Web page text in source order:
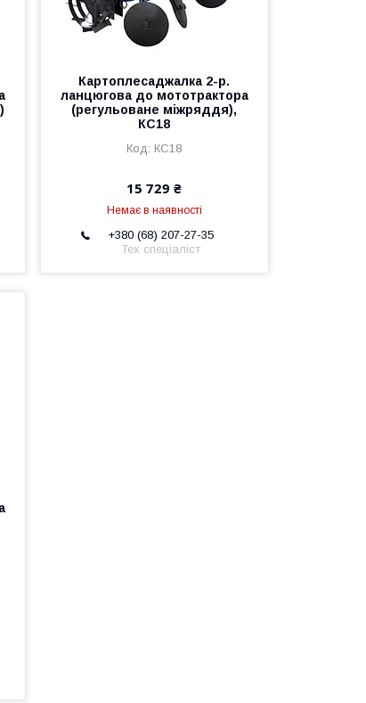
Картоплесаджалка 2-р.
ланцюгова до мототрактора
(регульоване міжряддя),
КС18
КС18
15 729 ₴
Немає в наявності
+380 (68) 207-27-35
Тех спеціаліст